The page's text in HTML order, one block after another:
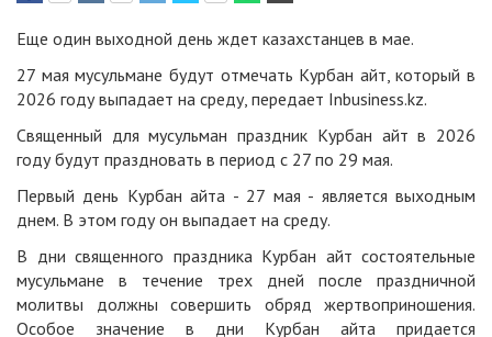
Еще один выходной день ждет казахстанцев в мае.
27 мая мусульмане будут отмечать Курбан айт, который в
2026 году выпадает на среду, передает Inbusiness.kz.
Священный для мусульман праздник Курбан айт в 2026
году будут праздновать в период с 27 по 29 мая.
Первый день Курбан айта - 27 мая - является выходным
днем. В этом году он выпадает на среду.
В дни священного праздника Курбан айт состоятельные
мусульмане в течение трех дней после праздничной
молитвы должны совершить обряд жертвоприношения.
Особое значение в дни Курбан айта придается